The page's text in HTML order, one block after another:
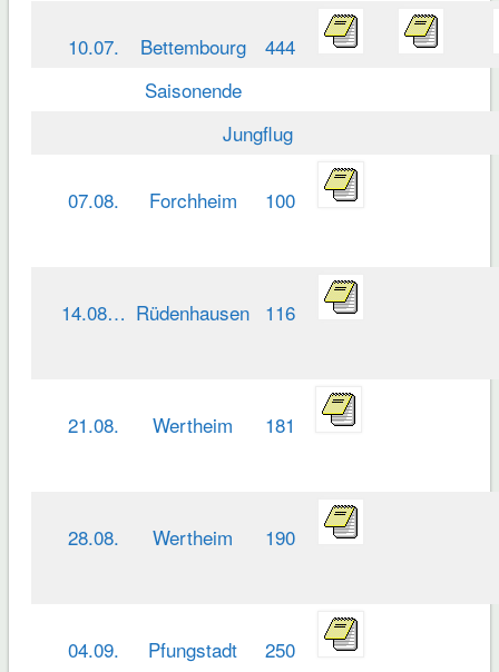
10.07. Bettembourg
444
Saisonende
Jungflug
07.08. Forchheim 100
14.08… Rüdenhausen 116
21.08. Wertheim 181
28.08. Wertheim 190
04.09. Pfungstadt 250